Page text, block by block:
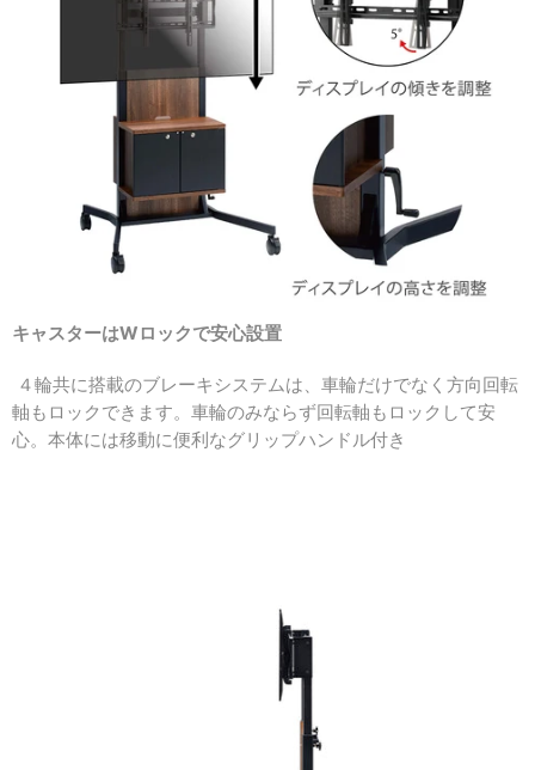
キャスターはWロックで安心設置
４輪共に搭載のブレーキシステムは、 車輪だけでなく方向回転
軸もロックできます。車輪のみならず回転軸もロックして安
心。本体には移動に便利なグリップハンドル付き